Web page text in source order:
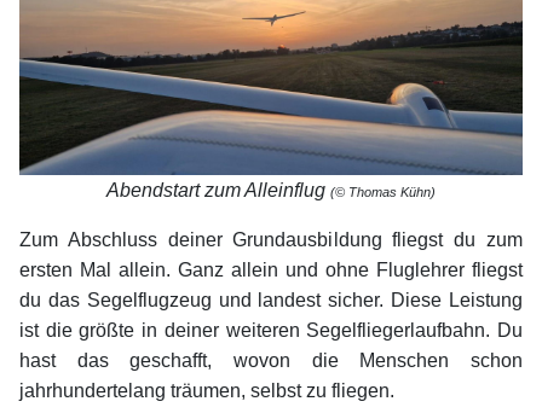
Abendstart zum Alleinflug (© Thomas Kühn)
Zum Abschluss deiner Grundausbildung fliegst du zum
ersten Mal allein. Ganz allein und ohne Fluglehrer fliegst
du das Segelflugzeug und landest sicher. Diese Leistung
ist die größte in deiner weiteren Segelfliegerlaufbahn. Du
hast das geschafft, wovon die Menschen schon
jahrhundertelang träumen, selbst zu fliegen.